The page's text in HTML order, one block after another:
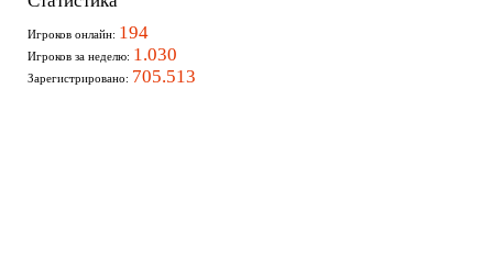
Игроков онлайн: 194
Игроков за неделю: 1.030
Зарегистрировано: 705.513